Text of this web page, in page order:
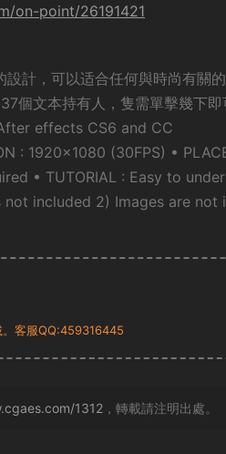
on-point/26191421
設計，可以适合任何與時尚有關
個文本持有人，隻需單擊幾下
effects CS6 and CC
: 1920×1080 (30FPS) •
• TUTORIAL : Easy to
not included 2) Images are
。客服QQ:459316445
1312 ，轉載請注明出處。